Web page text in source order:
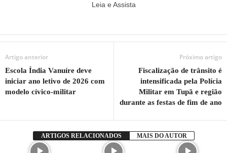
Leia e Assista
Artigo anterior
Escola Índia Vanuíre deve
iniciar ano letivo de 2026 com
modelo cívico-militar
Próximo artigo
Fiscalização de trânsito é
intensificada pela Polícia
Militar em Tupã e região
durante as festas de fim de ano
ARTIGOS RELACIONADOS MAIS DO AUTOR